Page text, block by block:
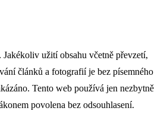
užití obsahu včetně převzetí,
článků a fotografií je bez písemného
Tento web používá jen nezbytně
povolena bez odsouhlasení.